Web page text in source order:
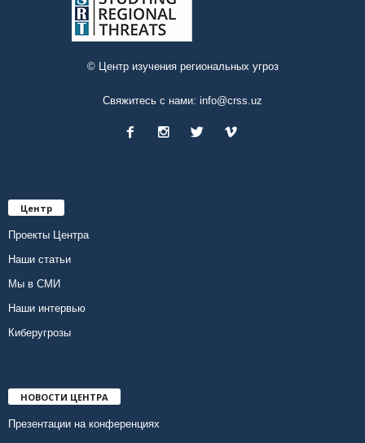
© Центр изучения региональных угроз
Свяжитесь с нами: info@crss.uz
Центр
Проекты Центра
Наши статьи
Мы в СМИ
Наши интервью
Киберугрозы
НОВОСТИ ЦЕНТРА
Презентации на конференциях